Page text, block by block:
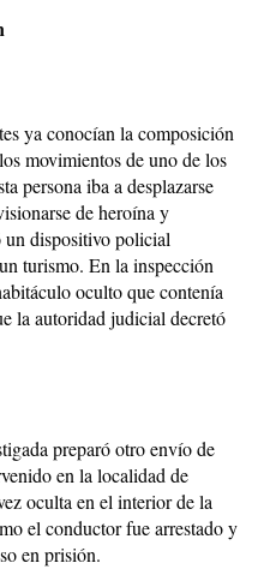
ya conocían la composición
movimientos de uno de los
persona iba a desplazarse
de heroína y
un dispositivo policial
turismo. En la inspección
oculto que contenía
la autoridad judicial decretó
preparó otro envío de
en la localidad de
oculta en el interior de la
el conductor fue arrestado y
en prisión.